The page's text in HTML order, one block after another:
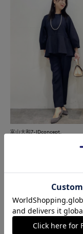
富山大和7-IDconcept.